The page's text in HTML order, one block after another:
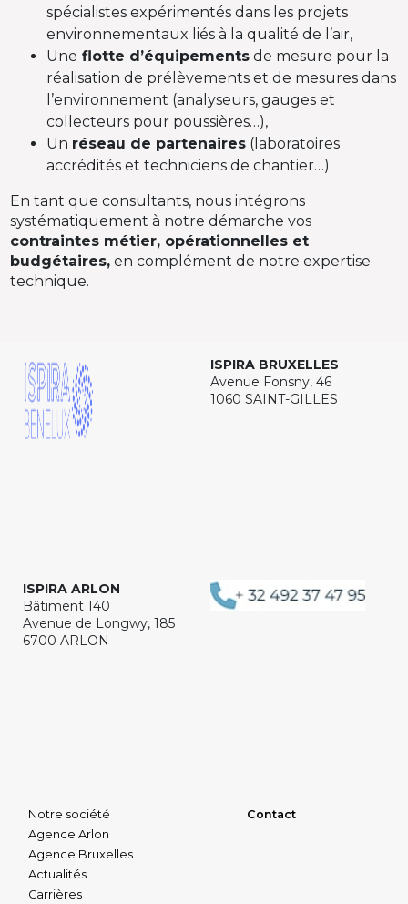
spécialistes expérimentés dans les projets
environnementaux liés à la qualité de l’air,
Une flotte d’équipements de mesure pour la
réalisation de prélèvements et de mesures dans
l’environnement (analyseurs, gauges et
collecteurs pour poussières…),
Un réseau de partenaires (laboratoires
accrédités et techniciens de chantier…).
En tant que consultants, nous intégrons
systématiquement à notre démarche vos
contraintes métier, opérationnelles et
budgétaires, en complément de notre expertise
technique.
ISPIRA BRUXELLES
Avenue Fonsny, 46
1060 SAINT-GILLES
ISPIRA ARLON
Bâtiment 140
Avenue de Longwy, 185
6700 ARLON
Notre société
Agence Arlon
Agence Bruxelles
Actualités
Carrières
Contact